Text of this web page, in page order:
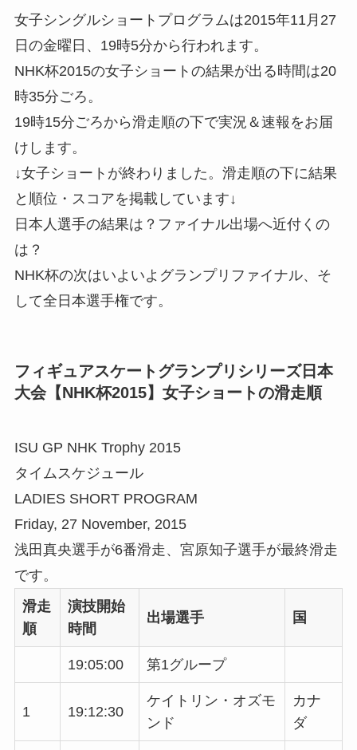
女子シングルショートプログラムは2015年11月27
日の金曜日、19時5分から行われます。
NHK杯2015の女子ショートの結果が出る時間は20
時35分ごろ。
19時15分ごろから滑走順の下で実況＆速報をお届
けします。
↓女子ショートが終わりました。滑走順の下に結果
と順位・スコアを掲載しています↓
日本人選手の結果は？ファイナル出場へ近付くの
は？
NHK杯の次はいよいよグランプリファイナル、そ
して全日本選手権です。
フィギュアスケートグランプリシリーズ日本
大会【NHK杯2015】女子ショートの滑走順
ISU GP NHK Trophy 2015
タイムスケジュール
LADIES SHORT PROGRAM
Friday, 27 November, 2015
浅田真央選手が6番滑走、宮原知子選手が最終滑走
です。
滑走
順
演技開始
時間
出場選手 国
19:05:00 第1グループ
1 19:12:30
ケイトリン・オズモ
ンド
カナ
ダ